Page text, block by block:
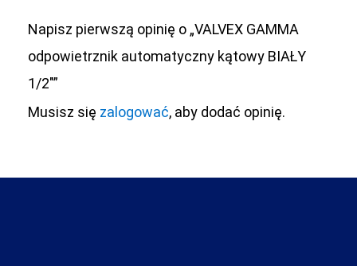
Napisz pierwszą opinię o „VALVEX GAMMA
odpowietrznik automatyczny kątowy BIAŁY
1/2″”
Musisz się zalogować, aby dodać opinię.